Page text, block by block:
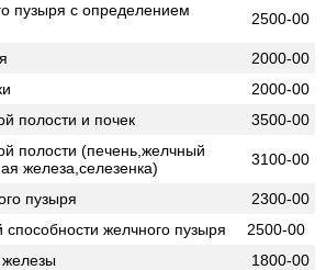
пузыря с определением
2500-00
2000-00
2000-00
полости и почек
3500-00
полости (печень,желчный
железа,селезенка)
3100-00
пузыря
2300-00
способности желчного пузыря
2500-00
1800-00